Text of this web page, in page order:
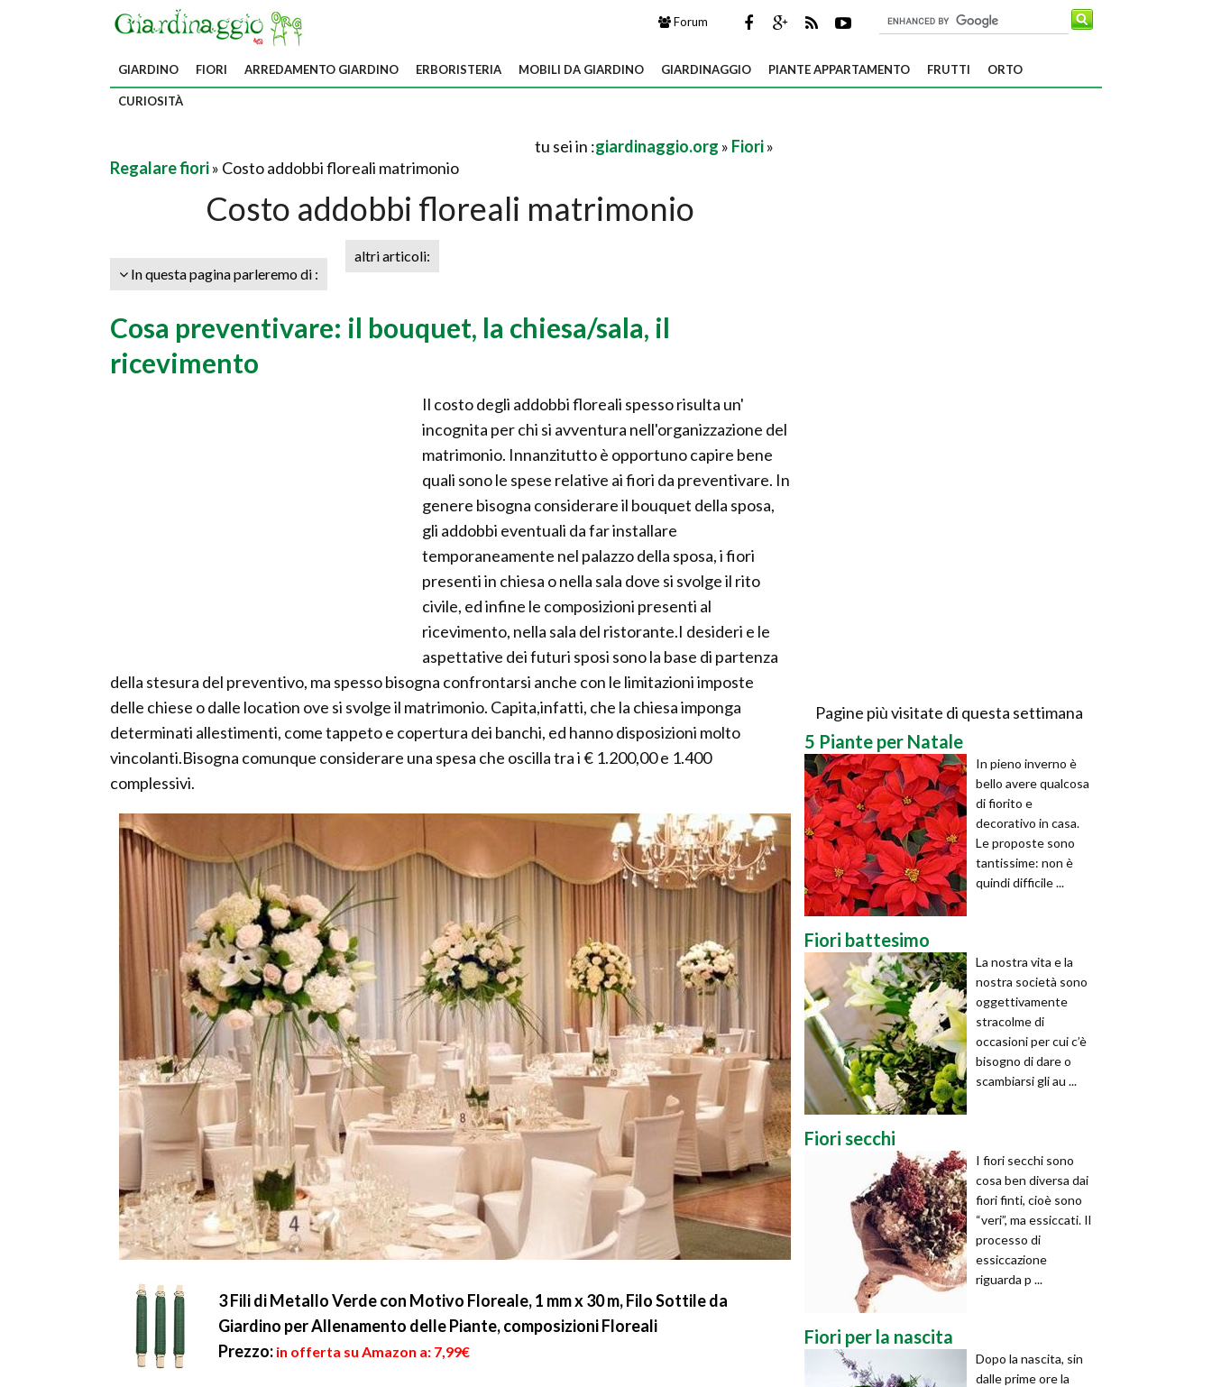
Forum
GIARDINO FIORI ARREDAMENTO GIARDINO ERBORISTERIA MOBILI DA GIARDINO GIARDINAGGIO PIANTE APPARTAMENTO FRUTTI ORTO
CURIOSITÀ
tu sei in :giardinaggio.org » Fiori»
Regalare fiori» Costo addobbi floreali matrimonio
Costo addobbi floreali matrimonio
In questa pagina parleremo di :
altri articoli:
Cosa preventivare: il bouquet, la chiesa/sala, il
ricevimento
Il costo degli addobbi floreali spesso risulta un'
incognita per chi si avventura nell'organizzazione del
matrimonio. Innanzitutto è opportuno capire bene
quali sono le spese relative ai fiori da preventivare. In
genere bisogna considerare il bouquet della sposa,
gli addobbi eventuali da far installare
temporaneamente nel palazzo della sposa, i fiori
presenti in chiesa o nella sala dove si svolge il rito
civile, ed infine le composizioni presenti al
ricevimento, nella sala del ristorante.I desideri e le
aspettative dei futuri sposi sono la base di partenza
della stesura del preventivo, ma spesso bisogna confrontarsi anche con le limitazioni imposte
delle chiese o dalle location ove si svolge il matrimonio. Capita,infatti, che la chiesa imponga
determinati allestimenti, come tappeto e copertura dei banchi, ed hanno disposizioni molto
vincolanti.Bisogna comunque considerare una spesa che oscilla tra i € 1.200,00 e 1.400
complessivi.
3 Fili di Metallo Verde con Motivo Floreale, 1 mm x 30 m, Filo Sottile da
Giardino per Allenamento delle Piante, composizioni Floreali
Prezzo: in offerta su Amazon a: 7,99€
Pagine più visitate di questa settimana
5 Piante per Natale
In pieno inverno è
bello avere qualcosa
di fiorito e
decorativo in casa.
Le proposte sono
tantissime: non è
quindi difficile ...
Fiori battesimo
La nostra vita e la
nostra società sono
oggettivamente
stracolme di
occasioni per cui c’è
bisogno di dare o
scambiarsi gli au ...
Fiori secchi
I fiori secchi sono
cosa ben diversa dai
fiori finti, cioè sono
“veri”, ma essiccati. Il
processo di
essiccazione
riguarda p ...
Fiori per la nascita
Dopo la nascita, sin
dalle prime ore la